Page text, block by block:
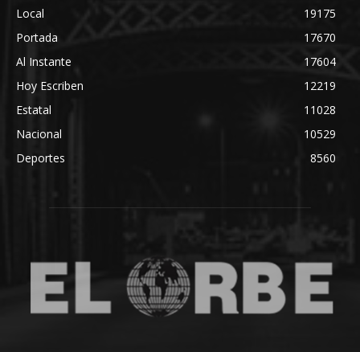
Local
19175
Portada
17670
Al Instante
17604
Hoy Escriben
12219
Estatal
11028
Nacional
10529
Deportes
8560